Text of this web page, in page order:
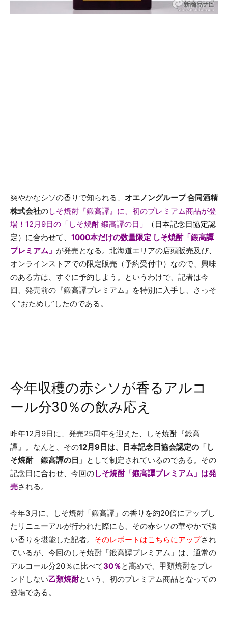
爽やかなシソの香りで知られる、 オエノングループ 合同酒精
株式会社のしそ焼酎『鍛高譚』に、初のプレミアム商品が登
場！12月9日の「しそ焼酎 鍛高譚の日」
（日本記念日協定認
定） に合わせて、 1000本だけの数量限定 しそ焼酎「鍛高譚
プレミアム」 が発売となる。北海道エリアの店頭販売及び、
オンラインストアでの限定販売（予約受付中）なので、興味
のある方は、すぐに予約しよう。というわけで、記者は今
回、発売前の『鍛高譚プレミアム』を特別に入手し、さっそ
く”おためし”したのである。
今年収穫の赤シソが香るアルコ
ール分30％の飲み応え
昨年12月9日に、発売25周年を迎えた、しそ焼酎『鍛高
譚』。なんと、その12月9日は、日本記念日協会認定の「し
そ焼酎 鍛高譚の日」 として制定されているのである。その
記念日に合わせ、今回のしそ焼酎「鍛高譚プレミアム」は発
売される。
今年3月に、しそ焼酎「鍛高譚」の香りを約20倍にアップし
たリニューアルが行われた際にも、その赤シソの華やかで強
い香りを堪能した記者。 そのレポートはこちらにアップされ
ているが、今回のしそ焼酎「鍛高譚プレミアム」は、通常の
アルコール分20％に比べて30％と高めで、甲類焼酎をブレ
ンドしない乙類焼酎という
、初のプレミアム商品となっての
登場である。